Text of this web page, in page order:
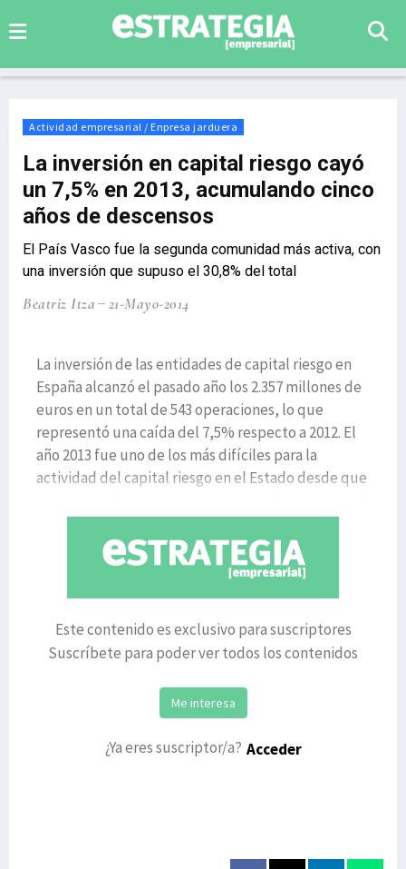
Actividad empresarial / Enpresa jarduera
La inversión en capital riesgo cayó
un 7,5% en 2013, acumulando cinco
años de descensos
El País Vasco fue la segunda comunidad más activa, con
una inversión que supuso el 30,8% del total
Beatriz Itza 21-Mayo-2014
La inversión de las entidades de capital riesgo en
España alcanzó el pasado año los 2.357 millones de
euros en un total de 543 operaciones, lo que
representó una caída del 7,5% respecto a 2012. El
año 2013 fue uno de los más difíciles para la
actividad del capital riesgo en el Estado desde que
Este contenido es exclusivo para suscriptores
Suscríbete para poder ver todos los contenidos
Me interesa
¿Ya eres suscriptor/a? Acceder